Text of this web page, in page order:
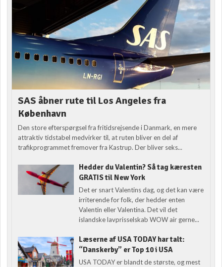
SAS åbner rute til Los Angeles fra
København
Den store efterspørgsel fra fritidsrejsende i Danmark, en mere
attraktiv tidstabel medvirker til, at ruten bliver en del af
trafikprogrammet fremover fra Kastrup. Der bliver seks...
Hedder du Valentin? Så tag kæresten
GRATIS til New York
Det er snart Valentins dag, og det kan være
irriterende for folk, der hedder enten
Valentin eller Valentina. Det vil det
islandske lavprisselskab WOW air gerne...
Læserne af USA TODAY har talt:
“Danskerby” er Top 10 i USA
USA TODAY er blandt de største, og mest